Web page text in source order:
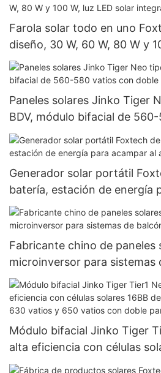
Farola solar todo en uno
diseño, 30 W, 60 W, 80 W y
integrada.
Paneles solares Jinko Tiger
BDV, módulo bifacial de
doble vidrio
Generador solar portátil
batería, estación de energía
libre.
Fabricante chino de paneles
microinversor para sistemas
Módulo bifacial Jinko Tiger
alta eficiencia con células
vatios, 620 vatios, 630